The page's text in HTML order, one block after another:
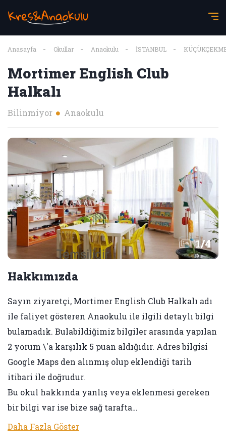
Anasayfa Okullar Anaokulu İSTANBUL
Mortimer English Club
Halkalı
Bilinmiyor Anaokulu
1/4
Hakkımızda
Sayın ziyaretçi, Mortimer English Club Halkalı adı
ile faliyet gösteren Anaokulu ile ilgili detaylı bilgi
bulamadık. Bulabildiğimiz bilgiler arasında yapılan
2 yorum \'a karşılık 5 puan aldığıdır. Adres bilgisi
Google Maps den alınmış olup eklendiği tarih
itibari ile doğrudur.
Bu okul hakkında yanlış veya eklenmesi gereken
bir bilgi var ise bize sağ tarafta…
Daha Fazla Göster